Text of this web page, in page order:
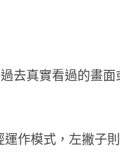
去真實看過的畫
作模式，左撇子